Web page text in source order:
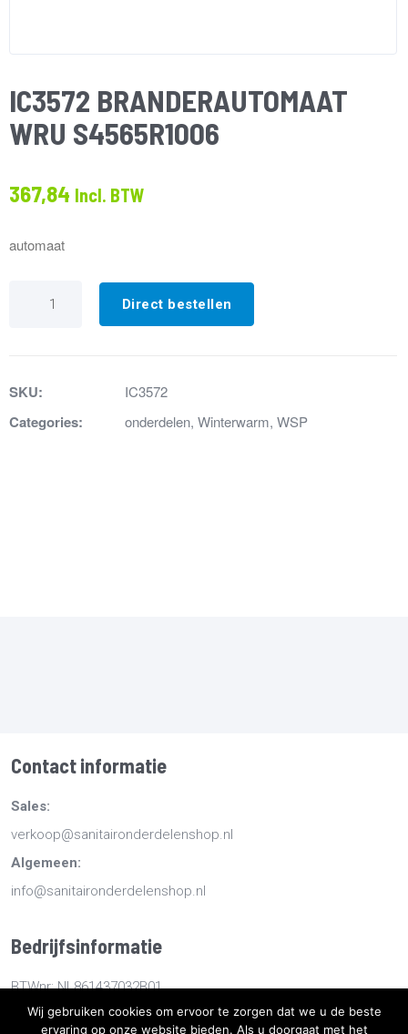
IC3572 BRANDERAUTOMAAT
WRU S4565R1006
367,84 Incl. BTW
automaat
BRANDERAUTOMAATDirect bestellen
SKU: IC3572
Categories: onderdelen, Winterwarm, WSP
Contact informatie
Sales:
verkoop@sanitaironderdelenshop.nl
Algemeen:
info@sanitaironderdelenshop.nl
Bedrijfsinformatie
BTWnr: NL861437032B01
KvKnr: 78527112
Wij gebruiken cookies om ervoor te zorgen dat we u de beste
ervaring op onze website bieden. Als u doorgaat met het